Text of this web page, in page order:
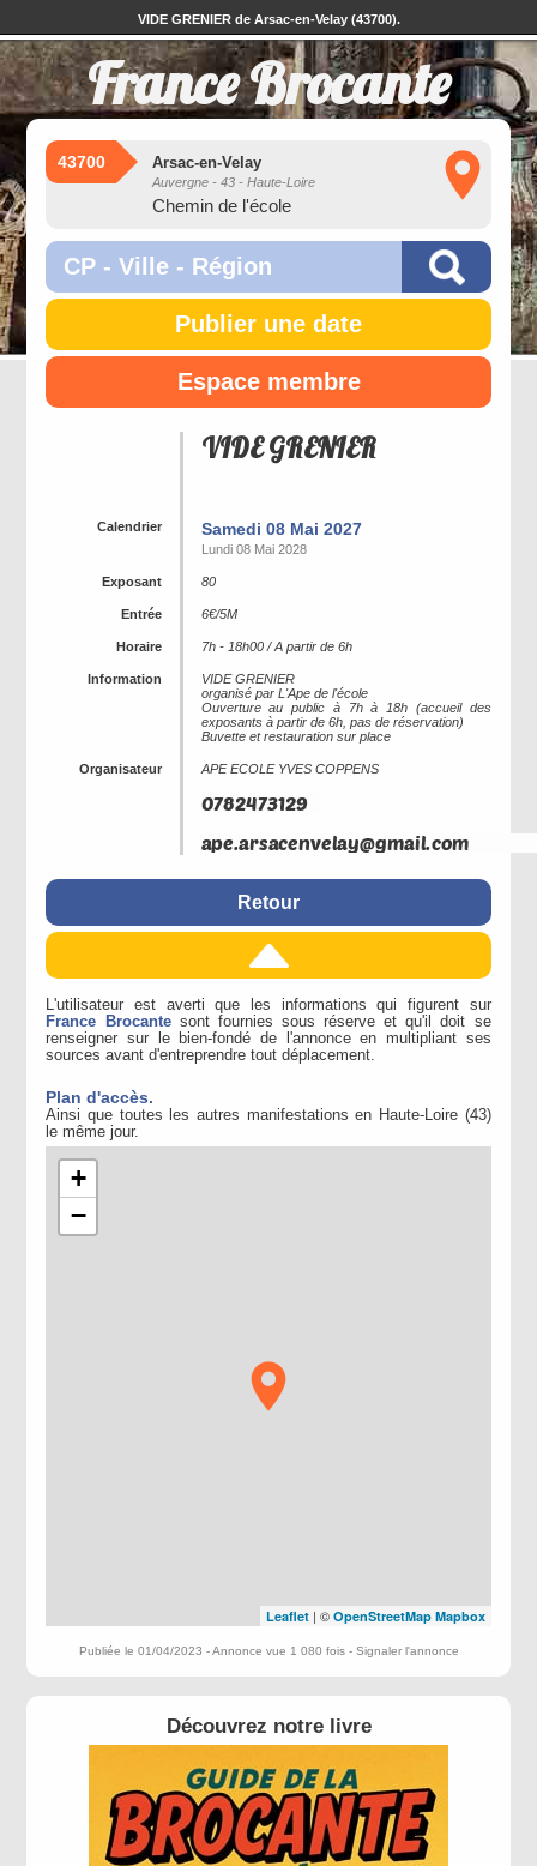
VIDE GRENIER de Arsac-en-Velay (43700).
France Brocante
43700 Arsac-en-Velay
Auvergne - 43 - Haute-Loire
Chemin de l'école
Publier une date
Espace membre
VIDE GRENIER
Calendrier Samedi 08 Mai 2027
Lundi 08 Mai 2028
Exposant 80
Entrée 6€/5M
Horaire 7h - 18h00 / A partir de 6h
Information
VIDE GRENIER
organisé par L'Ape de l'école
Ouverture au public à 7h à 18h (accueil des
exposants à partir de 6h, pas de réservation)
Buvette et restauration sur place
Organisateur APE ECOLE YVES COPPENS
Retour
L'utilisateur est averti que les informations qui figurent sur
France Brocantesont fournies sous réserve et qu'il doit se
renseigner sur le bien-fondé de l'annonce en multipliant ses
sources avant d'entreprendre tout déplacement.
Plan d'accès.
Ainsi que toutes les autres manifestations en Haute-Loire (43)
le même jour.
+
−
Leaflet| © OpenStreetMap Mapbox
Publiée le 01/04/2023 - Annonce vue 1 080 fois - Signaler l'annonce
Découvrez notre livre